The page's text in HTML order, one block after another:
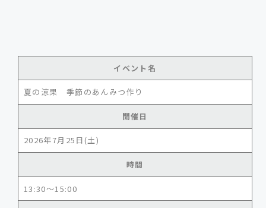
イベント名
夏の涼果 季節のあんみつ作り
開催日
2026年7月25日(土)
時間
13:30～15:00